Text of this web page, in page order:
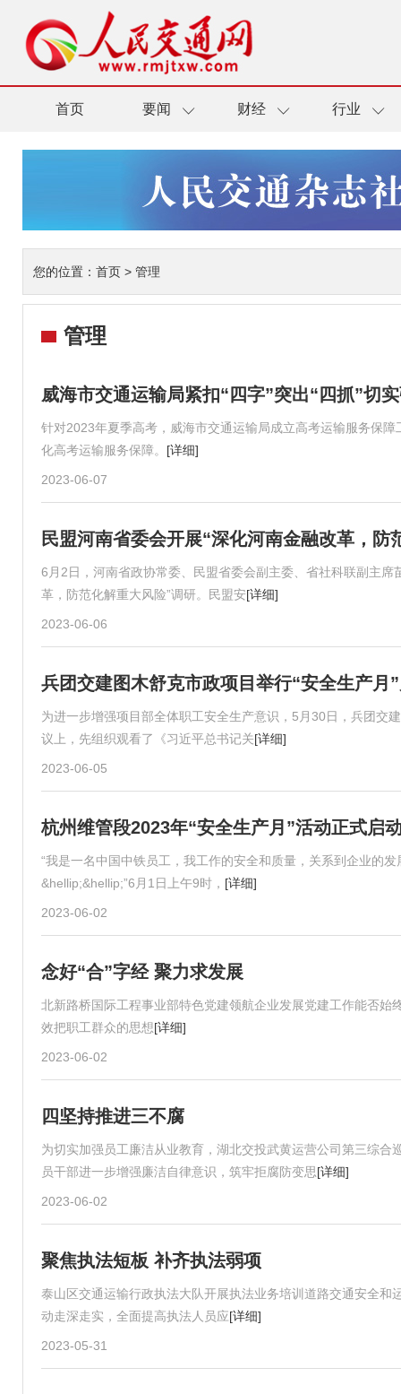
首页 要闻 财经 行业
您的位置： 首页 > 管理
管理
威海市交通运输局紧扣“四字”突出“四抓”切
针对2023年夏季高考，威海市交通运输局成立高考运输服务保
化高考运输服务保障。 [详细]
2023-06-07
民盟河南省委会开展“深化河南金融改革，防
6月2日，河南省政协常委、民盟省委会副主委、省社科联副主
革，防范化解重大风险”调研。民盟安[详细]
2023-06-06
兵团交建图木舒克市政项目举行“安全生产月
为进一步增强项目部全体职工安全生产意识，5月30日，兵团交
议上，先组织观看了《习近平总书记关[详细]
2023-06-05
杭州维管段2023年“安全生产月”活动正式启
“我是一名中国中铁员工，我工作的安全和质量，关系到企业的
&hellip;&hellip;”6月1日上午9时， [详细]
2023-06-02
念好“合”字经 聚力求发展
北新路桥国际工程事业部特色党建领航企业发展党建工作能否始
效把职工群众的思想[详细]
2023-06-02
四坚持推进三不腐
为切实加强员工廉洁从业教育，湖北交投武黄运营公司第三综
员干部进一步增强廉洁自律意识，筑牢拒腐防变思[详细]
2023-06-02
聚焦执法短板 补齐执法弱项
泰山区交通运输行政执法大队开展执法业务培训道路交通安全
动走深走实，全面提高执法人员应[详细]
2023-05-31